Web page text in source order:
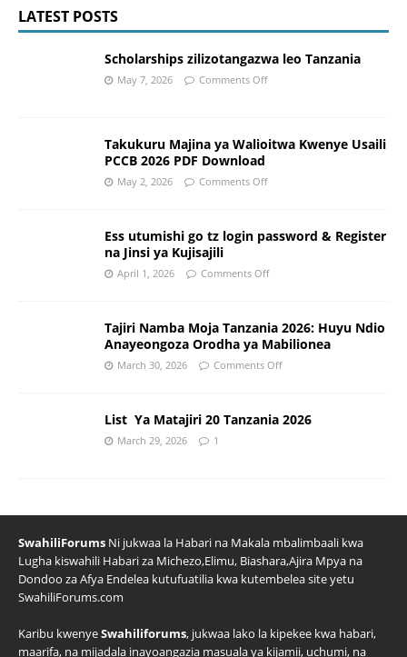
LATEST POSTS
Scholarships zilizotangazwa leo Tanzania
May 7, 2026 Comments Off
Takukuru Majina ya Walioitwa Kwenye Usaili
PCCB 2026 PDF Download
May 2, 2026 Comments Off
Ess utumishi go tz login password & Register
na Jinsi ya Kujisajili
April 1, 2026 Comments Off
Tajiri Namba Moja Tanzania 2026: Huyu Ndio
Anayeongoza Orodha ya Mabilionea
March 30, 2026 Comments Off
List Ya Matajiri 20 Tanzania 2026
March 29, 2026 1
SwahiliForums Ni jukwaa la Habari na Makala mbalimbaali kwa
Lugha kiswahili Habari za Michezo,Elimu, Biashara,Ajira Mpya na
Dondoo za Afya Endelea kutufuatilia kwa kutembelea site yetu
SwahiliForums.com
Karibu kwenyeSwahiliforums, jukwaa lako la kipekee kwa habari,
maarifa, na mijadala inayoangazia masuala ya kijamii, uchumi, na